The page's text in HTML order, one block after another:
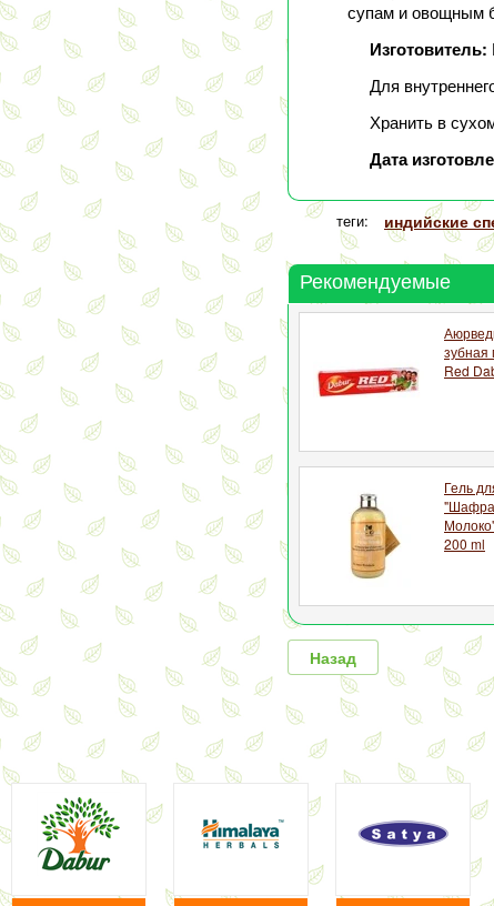
супам и овощным
Изготовитель:
Для
Хранить в
Дата
теги: индийские
Рекомендуемые
зубная
Red
Гель
200 ml
Назад